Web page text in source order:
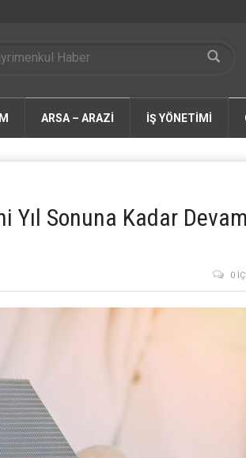
ARSA – ARAZİ İŞ YÖNETİMİ
Yıl Sonuna Kadar Devam
0